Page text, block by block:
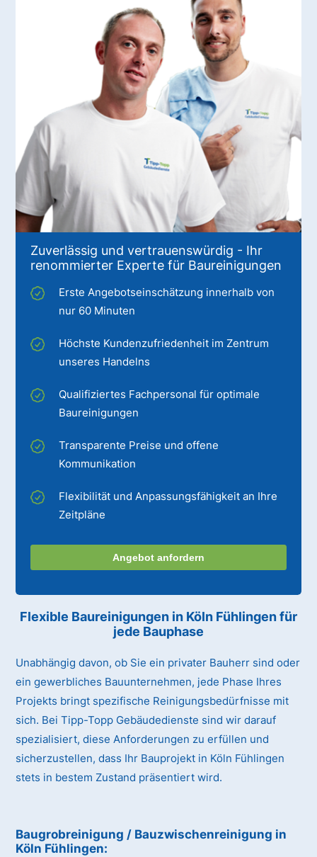
Zuverlässig und vertrauenswürdig - Ihr
renommierter Experte für Baureinigungen
Erste Angebotseinschätzung innerhalb von
nur 60 Minuten
Höchste Kundenzufriedenheit im Zentrum
unseres Handelns
Qualifiziertes Fachpersonal für optimale
Baureinigungen
Transparente Preise und offene
Kommunikation
Flexibilität und Anpassungsfähigkeit an Ihre
Zeitpläne
Angebot anfordern
Flexible Baureinigungen in Köln Fühlingenfür
jede Bauphase
Unabhängig davon, ob Sie ein privater Bauherr sind oder
ein gewerbliches Bauunternehmen, jede Phase Ihres
Projekts bringt spezifische Reinigungsbedürfnisse mit
sich. Bei Tipp-Topp Gebäudedienste sind wir darauf
spezialisiert, diese Anforderungen zu erfüllen und
sicherzustellen, dass Ihr Bauprojekt in Köln Fühlingen
stets in bestem Zustand präsentiert wird.
Baugrobreinigung / Bauzwischenreinigung in
Köln Fühlingen: